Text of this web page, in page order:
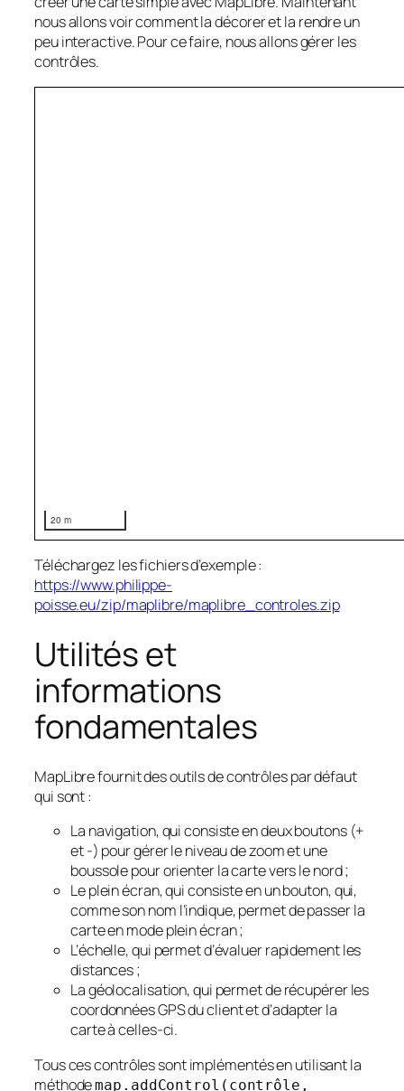
nous allons voir comment la décorer et la rendre un
peu interactive. Pour ce faire, nous allons gérer les
contrôles.
20 m
Téléchargez les fichiers d’exemple :
https://www.philippe-
poisse.eu/zip/maplibre/maplibre_controles.zip
Utilités et
informations
fondamentales
MapLibre fournit des outils de contrôles par défaut
qui sont :
La navigation, qui consiste en deux boutons (+
et -) pour gérer le niveau de zoom et une
boussole pour orienter la carte vers le nord ;
Le plein écran, qui consiste en un bouton, qui,
comme son nom l’indique, permet de passer la
carte en mode plein écran ;
L’échelle, qui permet d’évaluer rapidement les
distances ;
La géolocalisation, qui permet de récupérer les
coordonnées GPS du client et d’adapter la
carte à celles-ci.
Tous ces contrôles sont implémentés en utilisant la
méthodemap.addControl(contrôle,